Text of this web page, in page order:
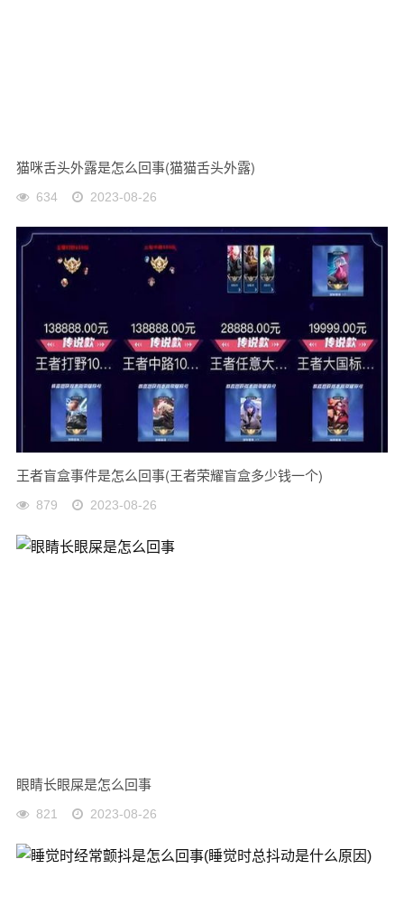
猫咪舌头外露是怎么回事(猫猫舌头外露)
634 2023-08-26
王者盲盒事件是怎么回事(王者荣耀盲盒多少钱一个)
879 2023-08-26
眼睛长眼屎是怎么回事
821 2023-08-26